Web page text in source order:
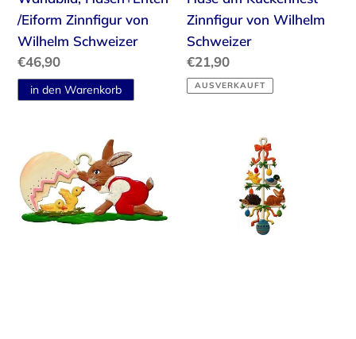
/Eiform Zinnfigur von
Wilhelm Schweizer
Normaler
Preis
€46,90
Zinnfigur von Wilhelm
Schweizer
Normaler
Preis
€21,90
AUSVERKAUFT
unterm
Ei
Zinnfigur
Osterbaum
Wilhelm
Schweizer